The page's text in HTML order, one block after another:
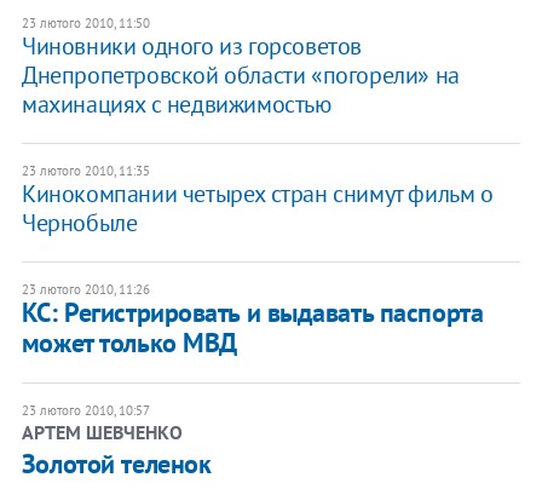
23 лютого 2010, 11:50
Чиновники одного из горсоветов
Днепропетровской области «погорели» на
махинациях с недвижимостью
23 лютого 2010, 11:35
Кинокомпании четырех стран снимут фильм о
Чернобыле
23 лютого 2010, 11:26
КС: Регистрировать и выдавать паспорта
может только МВД
23 лютого 2010, 10:57
АРТЕМ ШЕВЧЕНКО
Золотой теленок